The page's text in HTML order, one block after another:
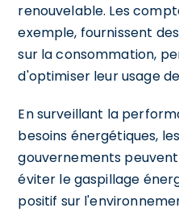
renouvelable. Les
exemple, fournissent
sur la consommation,
d'optimiser leur usage
En surveillant la
besoins énergétiques,
gouvernements
éviter le gaspillage
positif sur